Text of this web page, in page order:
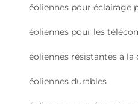
éoliennes pour éclairage
éoliennes pour les
éoliennes résistantes à la
éoliennes durables